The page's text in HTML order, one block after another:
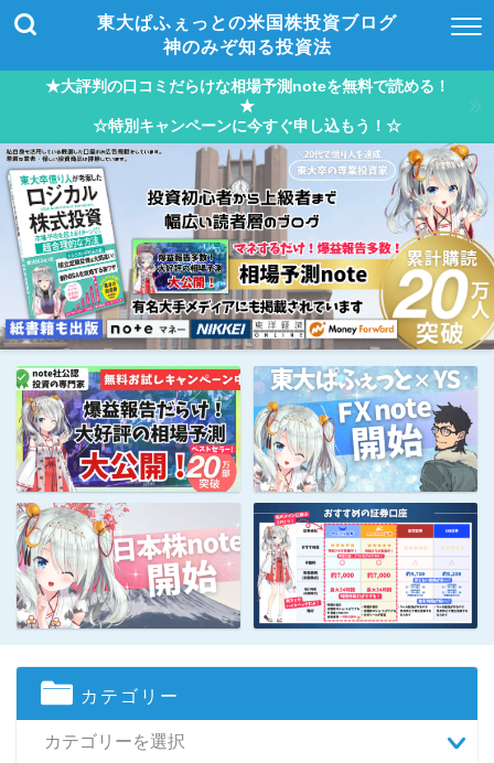
東大ぱふぇっとの米国株投資ブログ
神のみぞ知る投資法
★大評判の口コミだらけな相場予測noteを無料で読める！
★
☆特別キャンペーンに今すぐ申し込もう！☆
カテゴリー